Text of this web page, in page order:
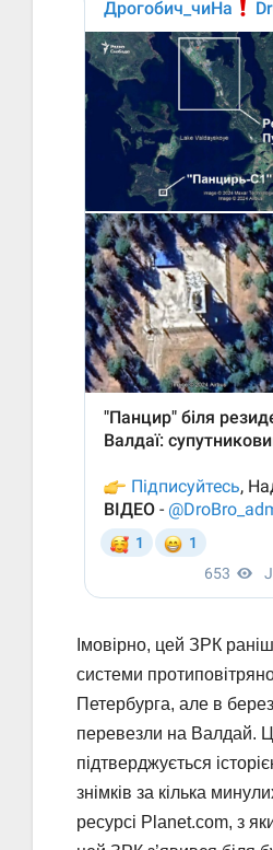
Імовірно, цей ЗРК
системи
Петербурга, але в
перевезли на Валдай.
підтверджується
знімків за кілька
ресурсі Planet.com, з